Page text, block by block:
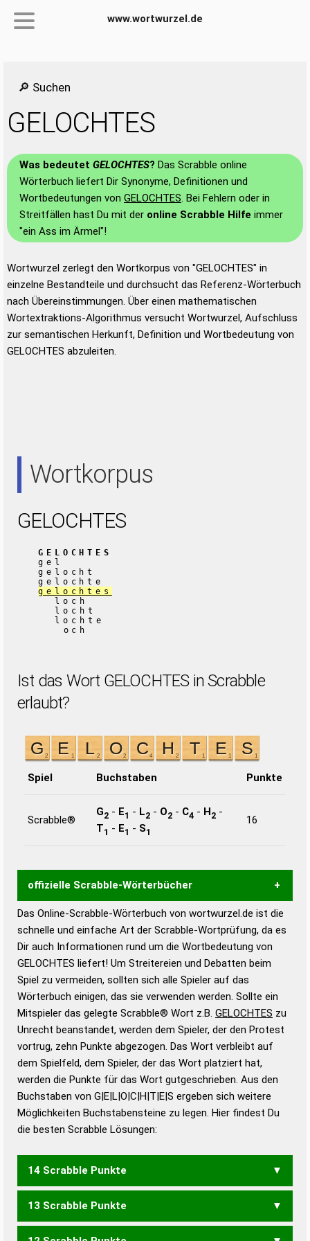
www.wortwurzel.de
🔎 Suchen
GELOCHTES
Was bedeutet GELOCHTES? Das Scrabble online
Wörterbuch liefert Dir Synonyme, Definitionen und
Wortbedeutungen von GELOCHTES. Bei Fehlern oder in
Streitfällen hast Du mit der online Scrabble Hilfe immer
"ein Ass im Ärmel"!
Wortwurzel zerlegt den Wortkorpus von "GELOCHTES" in
einzelne Bestandteile und durchsucht das Referenz-Wörterbuch
nach Übereinstimmungen. Über einen mathematischen
Wortextraktions-Algorithmus versucht Wortwurzel, Aufschluss
zur semantischen Herkunft, Definition und Wortbedeutung von
GELOCHTES abzuleiten.
Wortkorpus
GELOCHTES
GELOCHTES
gel
gelocht
gelochte
gelochtes
loch
locht
lochte
och
Ist das Wort GELOCHTES in Scrabble
erlaubt?
Spiel Buchstaben Punkte
Scrabble®
G2 - E1 - L2 - O2 - C4 - H2 -
T1 - E1 - S1
16
offizielle Scrabble-Wörterbücher
Wortwurzel liefert mit Hilfe eines semantischen
Wortanalyse-Algorithmus gute Anhaltspunkte zu
Wortbedeutung, Worttrennung und Wortform, um die
Gültigkeit eines Wortes für das Scrabble-Spiel zu
bestimmen! zugelassene Turnier Scrabble-
Wörterbücher sind:
Duden – Standardwerk in 12 Bänden
Duden – Richtiges und gutes
Deutsch
Duden – Die deutsche Grammatik
Duden – Deutsches
Universalwörterbuch
Das Online-Scrabble-Wörterbuch von wortwurzel.de ist die
schnelle und einfache Art der Scrabble-Wortprüfung, da es
Dir auch Informationen rund um die Wortbedeutung von
GELOCHTES liefert! Um Streitereien und Debatten beim
Spiel zu vermeiden, sollten sich alle Spieler auf das
Wörterbuch einigen, das sie verwenden werden. Sollte ein
Mitspieler das gelegte Scrabble® Wort z.B. GELOCHTES zu
Unrecht beanstandet, werden dem Spieler, der den Protest
vortrug, zehn Punkte abgezogen. Das Wort verbleibt auf
dem Spielfeld, dem Spieler, der das Wort platziert hat,
werden die Punkte für das Wort gutgeschrieben. Aus den
Buchstaben von G|E|L|O|C|H|T|E|S ergeben sich weitere
Möglichkeiten Buchstabensteine zu legen. Hier findest Du
die besten Scrabble Lösungen:
14 Scrabble Punkte
GESELCHT
13 Scrabble Punkte